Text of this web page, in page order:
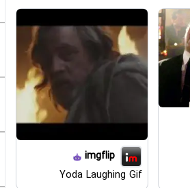
imgflip
Yoda Laughing Gif